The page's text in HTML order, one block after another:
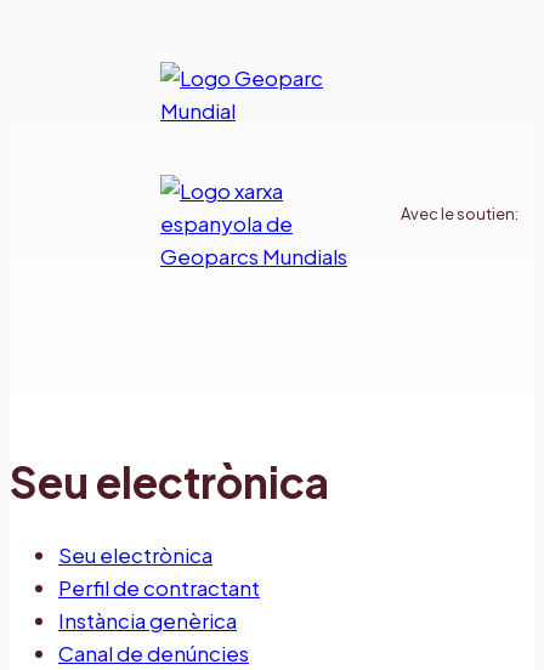
Avec le soutien:
Seu electrònica
Seu electrònica
Perfil de contractant
Instància genèrica
Canal de denúncies